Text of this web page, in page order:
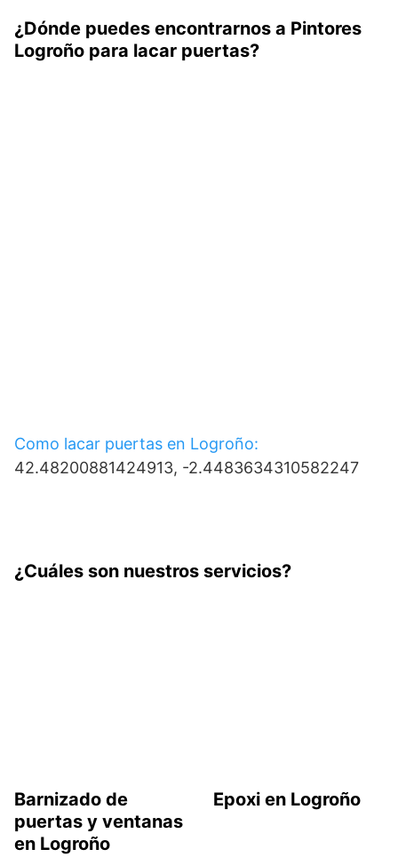
¿Dónde puedes encontrarnos a Pintores
Logroño para lacar puertas?
Como lacar puertas en Logroño:
42.48200881424913, -2.4483634310582247
¿Cuáles son nuestros servicios?
Barnizado de
puertas y ventanas
en Logroño
Epoxi en Logroño